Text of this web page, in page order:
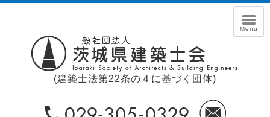
(建築士法第22条の４に基づく団体)